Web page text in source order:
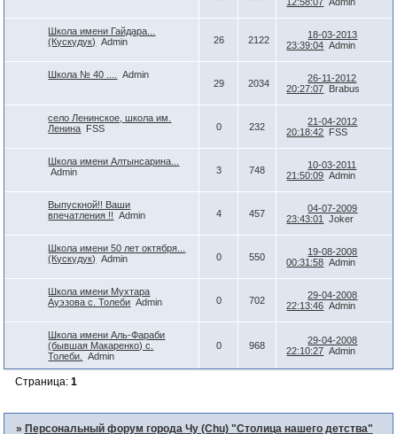
12:58:07 Admin
Школа имени Гайдара...
(Кускудук)
Admin 26 2122
18-03-2013
23:39:04 Admin
Школа № 40 ....
Admin
29
2034
26-11-2012
20:27:07
Brabus
село Ленинское, школа им.
Ленина
FSS 0 232
21-04-2012
20:18:42
FSS
Школа имени Алтынсарина...
Admin
3 748
10-03-2011
21:50:09 Admin
Выпускной!! Ваши
впечатления !!
Admin 4 457
04-07-2009
23:43:01 Joker
Школа имени 50 лет октября...
(Кускудук)
Admin 0 550
19-08-2008
00:31:58 Admin
Школа имени Мухтара
Ауэзова с. Толеби Admin 0 702
29-04-2008
22:13:46 Admin
Школа имени Аль-Фараби
(бывшая Макаренко) с.
Толеби.
Admin
0 968
29-04-2008
22:10:27 Admin
Страница: 1
» Персональный форум города Чу (Chu) "Столица нашего детства"